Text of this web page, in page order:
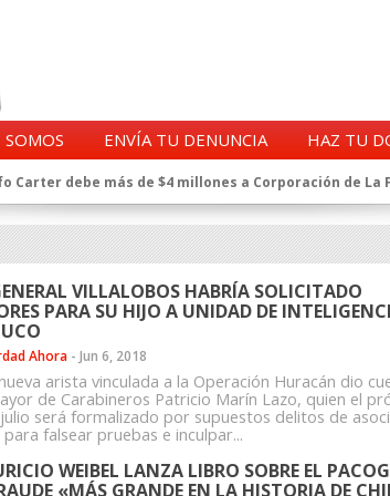
ENVÍA TU DENUNCIA
HAZ TU
Carter debe más de $4 millones a Corporación de La
de la CIA en Chile tras archivos
exprefecto de Carabineros de Talca por supuesto
de Carabineros en el ajedrez del caso Huracán
imputado en caso Huracán, según chats en poder de
vínculos con jueces del Grupo Arauco de Angelini
La denuncia que Carabineros ignoró
a Clínica Las Condes, vinculada al ministro
de oficiales de la FACH recontratados por la DGAC
VILLALOBOS HABRÍA SOLICITADO
PARA SU HIJO A UNIDAD DE
Ahora - Jun 6, 2018
arista vinculada a la Operación Huracán dio
de Carabineros Patricio Marín Lazo, quien el
será formalizado por supuestos delitos de
para falsear pruebas e inculpar...
WEIBEL LANZA LIBRO SOBRE EL
«MÁS GRANDE EN LA HISTORIA DE